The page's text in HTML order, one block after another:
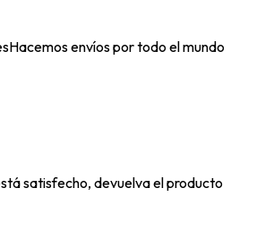
Hacemos envíos por todo el mundo
satisfecho, devuelva el producto